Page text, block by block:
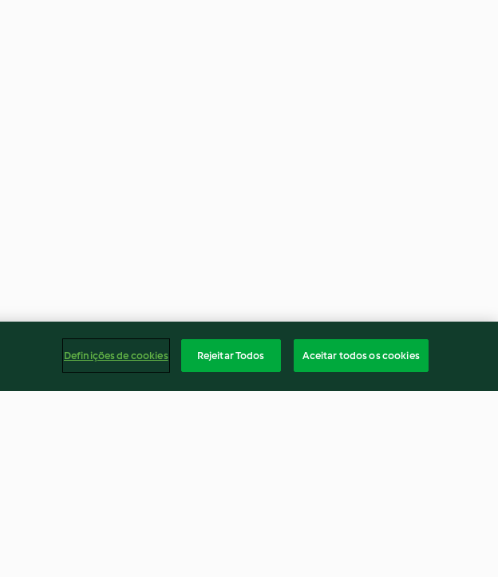
Definições de cookies Rejeitar Todos Aceitar todos os cookies